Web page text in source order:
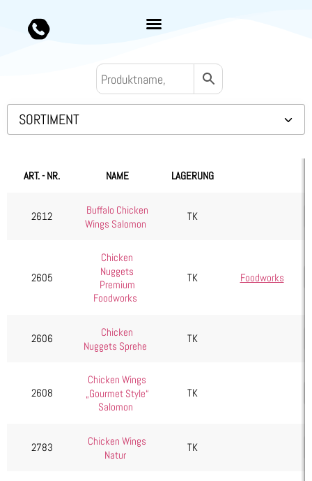
SORTIMENT
Convenience
Fingerfood
Eis & Toppings
Käse
Obst & Gemüse
Seafood, Fisch & Meeresfrüchte
ART. - NR. NAME LAGERUNG
2612
Buffalo Chicken
Wings Salomon
TK
2605
Chicken
Nuggets
Premium
Foodworks
TK Foodworks
2606
Chicken
Nuggets Sprehe
TK
2608
Chicken Wings
„Gourmet Style“
Salomon
TK
2783
Chicken Wings
Natur
TK